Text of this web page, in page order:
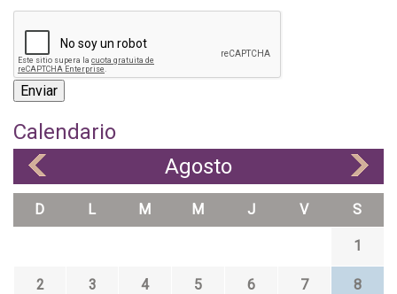
Calendario
Agosto
D L M M J V S
1
2 3 4 5 6 7 8